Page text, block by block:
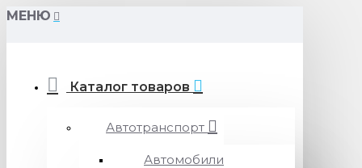
МЕНЮ
Каталог товаров
Автотранспорт
Автомобили